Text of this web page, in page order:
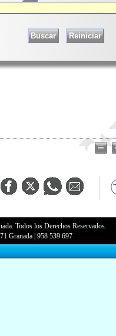
Todos los Derechos Reservados.
Granada |958 539 697